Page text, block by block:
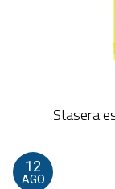
Stasera
12
AGO